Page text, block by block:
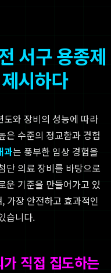
서구 용종제
시하다
와 장비의 성능에 따라
은 수준의 정교함과 경험
과는 풍부한 임상 경험을
단 의료 장비를 바탕으로
운 기준을 만들어가고 있
가장 안전하고 효과적인
습니다.
직접 집도하는